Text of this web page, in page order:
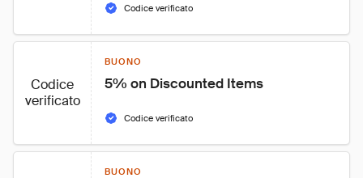
Codice verificato
Codice
verificato
BUONO
5% on Discounted Items
Codice verificato
BUONO